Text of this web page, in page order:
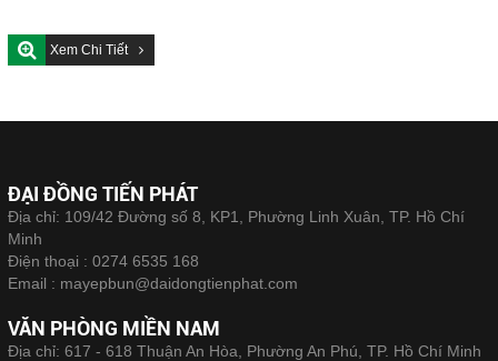
Xem Chi Tiết
ĐẠI ĐỒNG TIẾN PHÁT
Địa chỉ: 109/42 Đường số 8, KP1, Phường Linh Xuân, TP. Hồ Chí
Minh
Điện thoại : 0274 6535 168
Email : mayepbun@daidongtienphat.com
VĂN PHÒNG MIỀN NAM
Địa chỉ: 617 - 618 Thuận An Hòa, Phường An Phú, TP. Hồ Chí Minh